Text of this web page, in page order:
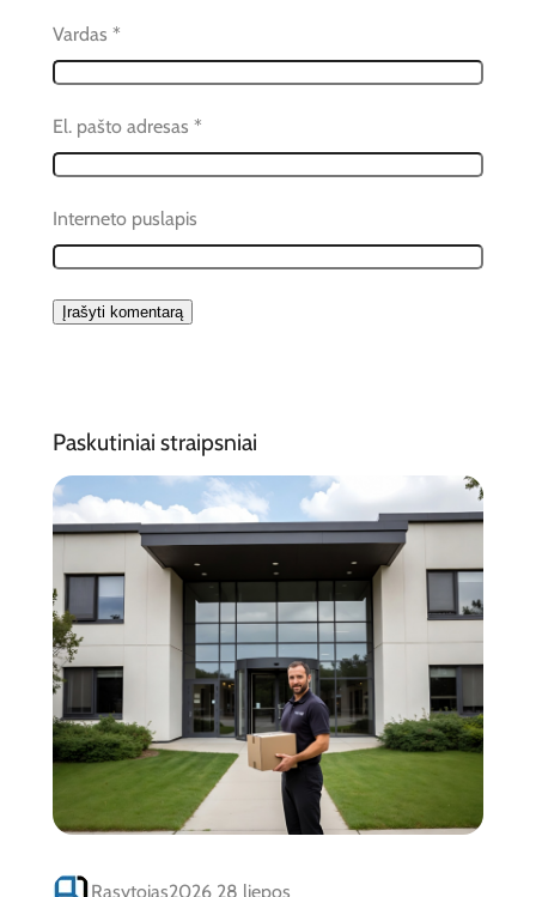
Vardas *
El. pašto adresas *
Interneto puslapis
Paskutiniai straipsniai
Rasytojas2026 28 liepos